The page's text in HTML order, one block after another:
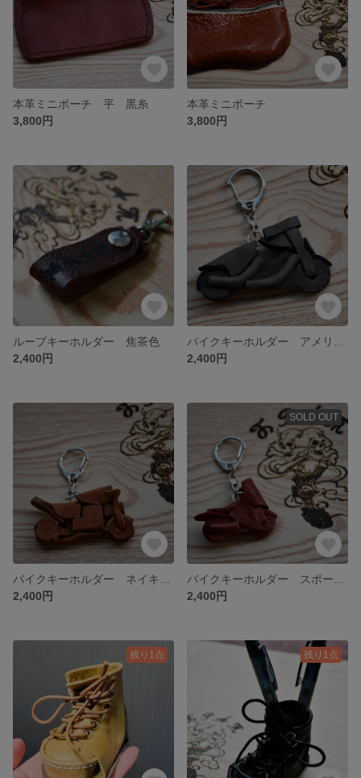
本革ミニポーチ 平 黒糸
3,800円
本革ミニポーチ
3,800円
ループキーホルダー 焦茶色
2,400円
2,400円
2,400円
SOLD OUT
2,400円
残り1点 残り1点